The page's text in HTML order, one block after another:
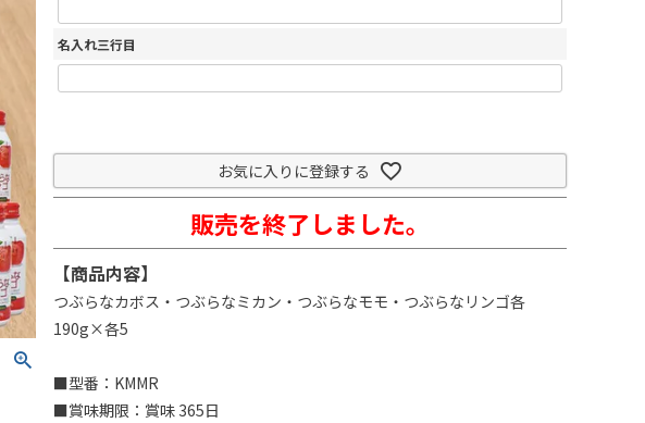
名入れ三行目
お気に入りに登録する
販売を終了しました。
【商品内容】
つぶらなカボス・つぶらなミカン・つぶらなモモ・つぶらなリンゴ各
190g×各5
■型番：KMMR
■賞味期限：賞味 365日